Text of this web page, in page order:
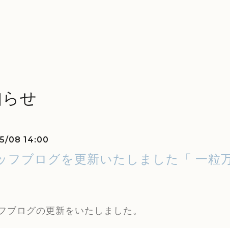
せ
08 14:00
フブログを更新いたしました「 一粒
ブログの更新をいたしました。